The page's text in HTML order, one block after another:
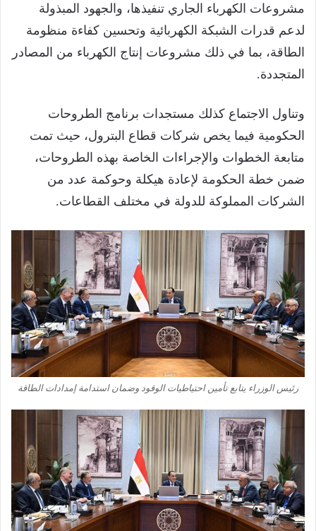
مشروعات الكهرباء الجاري تنفيذها، والجهود المبذولة
لدعم قدرات الشبكة الكهربائية وتحسين كفاءة منظومة
الطاقة، بما في ذلك مشروعات إنتاج الكهرباء من المصادر
المتجددة.
وتناول الاجتماع كذلك مستجدات برنامج الطروحات
الحكومية فيما يخص شركات قطاع البترول، حيث تمت
متابعة الخطوات والإجراءات الخاصة بهذه الطروحات،
ضمن خطة الحكومة لإعادة هيكلة وحوكمة عدد من
الشركات المملوكة للدولة في مختلف القطاعات.
رئيس الوزراء يتابع تأمين احتياطيات الوقود وضمان استدامة إمدادات الطاقة